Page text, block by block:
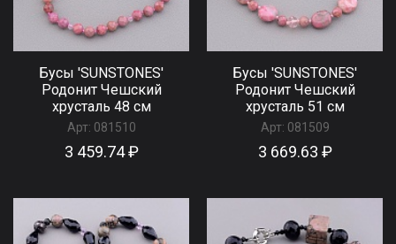
Бусы 'SUNSTONES'
Родонит Чешский
хрусталь 48 см
Арт: 081510
3 459.74 ₽
Бусы 'SUNSTONES'
Родонит Чешский
хрусталь 51 см
Арт: 081509
3 669.63 ₽